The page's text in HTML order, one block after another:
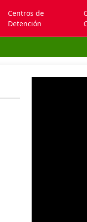
Centros de
Detención